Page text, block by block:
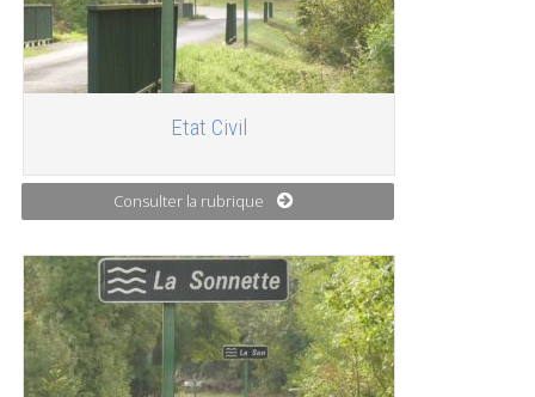
Etat Civil
Consulter la rubrique